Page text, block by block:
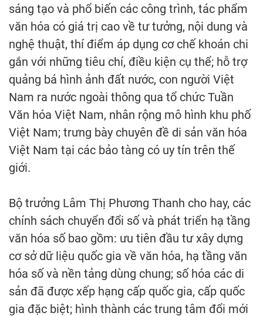
sáng tạo và phổ biến các công trình, tác phẩm
văn hóa có giá trị cao về tư tưởng, nội dung và
nghệ thuật, thí điểm áp dụng cơ chế khoán chi
gắn với những tiêu chí, điều kiện cụ thể; hỗ trợ
quảng bá hình ảnh đất nước, con người Việt
Nam ra nước ngoài thông qua tổ chức Tuần
Văn hóa Việt Nam, nhân rộng mô hình khu phố
Việt Nam; trưng bày chuyên đề di sản văn hóa
Việt Nam tại các bảo tàng có uy tín trên thế
giới.
Bộ trưởng Lâm Thị Phương Thanh cho hay, các
chính sách chuyển đổi số và phát triển hạ tầng
văn hóa số bao gồm: ưu tiên đầu tư xây dựng
cơ sở dữ liệu quốc gia về văn hóa, hạ tầng văn
hóa số và nền tảng dùng chung; số hóa các di
sản đã được xếp hạng cấp quốc gia, cấp quốc
gia đặc biệt; hình thành các trung tâm đổi mới